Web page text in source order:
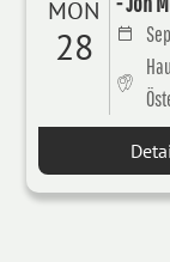
MON
28